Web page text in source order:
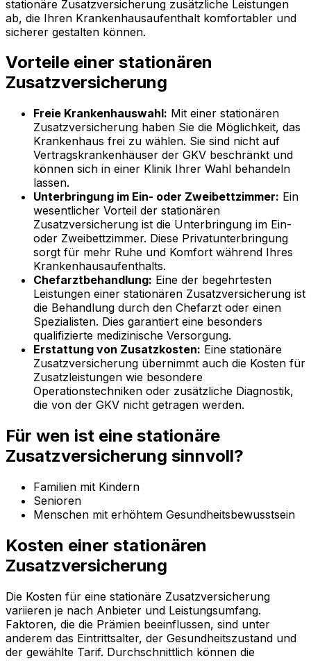
stationäre Zusatzversicherung zusätzliche Leistungen
ab, die Ihren Krankenhausaufenthalt komfortabler und
sicherer gestalten können.
Vorteile einer stationären
Zusatzversicherung
Freie Krankenhauswahl: Mit einer stationären
Zusatzversicherung haben Sie die Möglichkeit, das
Krankenhaus frei zu wählen. Sie sind nicht auf
Vertragskrankenhäuser der GKV beschränkt und
können sich in einer Klinik Ihrer Wahl behandeln
lassen.
Unterbringung im Ein- oder Zweibettzimmer: Ein
wesentlicher Vorteil der stationären
Zusatzversicherung ist die Unterbringung im Ein-
oder Zweibettzimmer. Diese Privatunterbringung
sorgt für mehr Ruhe und Komfort während Ihres
Krankenhausaufenthalts.
Chefarztbehandlung: Eine der begehrtesten
Leistungen einer stationären Zusatzversicherung ist
die Behandlung durch den Chefarzt oder einen
Spezialisten. Dies garantiert eine besonders
qualifizierte medizinische Versorgung.
Erstattung von Zusatzkosten: Eine stationäre
Zusatzversicherung übernimmt auch die Kosten für
Zusatzleistungen wie besondere
Operationstechniken oder zusätzliche Diagnostik,
die von der GKV nicht getragen werden.
Für wen ist eine stationäre
Zusatzversicherung sinnvoll?
Familien mit Kindern
Senioren
Menschen mit erhöhtem Gesundheitsbewusstsein
Kosten einer stationären
Zusatzversicherung
Die Kosten für eine stationäre Zusatzversicherung
variieren je nach Anbieter und Leistungsumfang.
Faktoren, die die Prämien beeinflussen, sind unter
anderem das Eintrittsalter, der Gesundheitszustand und
der gewählte Tarif. Durchschnittlich können die